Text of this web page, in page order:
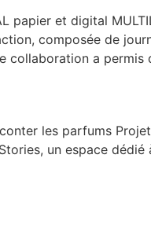
papier et digital
composée de
collaboration a
les parfums
un espace